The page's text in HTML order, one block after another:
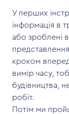
У перших
інформація в
або зроблені
кроком
вимір часу,
будівництва,
робіт.
Потім ми